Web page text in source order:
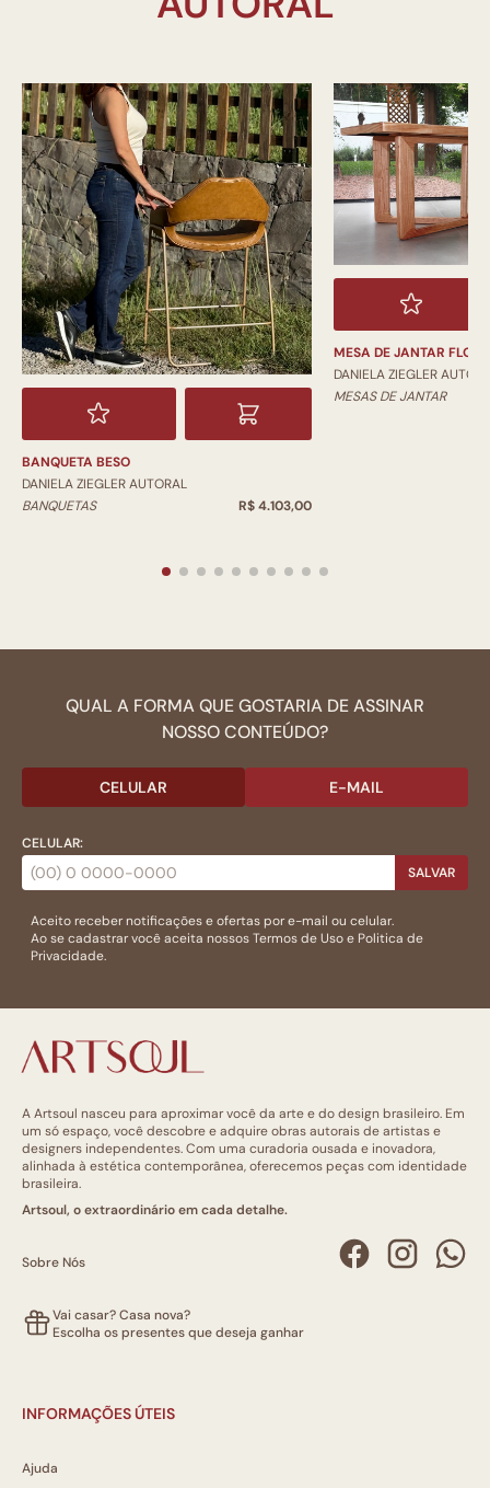
BANQUETA BESO
DANIELA ZIEGLER AUTORAL
BANQUETAS
R$ 4.103,00
MESA DE JANTAR
DANIELA ZIEGLER
MESAS DE JANTAR
QUAL A FORMA QUE GOSTARIA DE ASSINAR
NOSSO CONTEÚDO?
CELULAR E-MAIL
CELULAR:
SALVAR
Aceito receber notificações e ofertas por e-mail ou celular.
Ao se cadastrar você aceita nossosTermos de Usoe Politica de
Privacidade.
A Artsoul nasceu para aproximar você da arte e do design brasileiro. Em
um só espaço, você descobre e adquire obras autorais de artistas e
designers independentes. Com uma curadoria ousada e inovadora,
alinhada à estética contemporânea, oferecemos peças com identidade
brasileira.
Artsoul, o extraordinário em cada detalhe.
Sobre Nós
Vai casar? Casa nova?
Escolha os presentes que deseja ganhar
INFORMAÇÕES ÚTEIS
Ajuda